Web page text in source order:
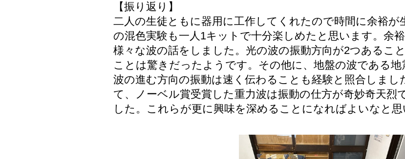
【振り返り】
二人の生徒ともに器用に工作してくれたので時間に余裕が
の混色実験も一人1キットで十分楽しめたと思います。余
様々な波の話をしました。光の波の振動方向が2つあるこ
ことは驚きだったようです。その他に、地盤の波である地
波の進む方向の振動は速く伝わることも経験と照合しまし
て、ノーベル賞受賞した重力波は振動の仕方が奇妙奇天烈
した。これらが更に興味を深めることになればよいなと思